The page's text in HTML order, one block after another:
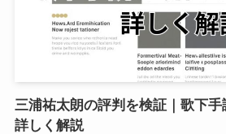
三浦祐太朗の評判を検証｜歌下
詳しく解説